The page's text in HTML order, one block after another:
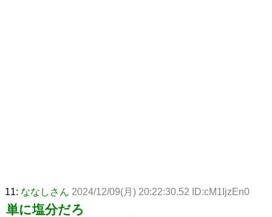
11: ななしさん 2024/12/09(月) 20:22:30.52 ID:cM1IjzEn0
単に塩分だろ